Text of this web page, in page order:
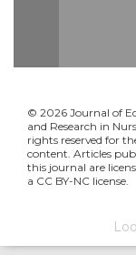
© 2026 Journal of
and Research in
rights reserved for
content. Articles
this journal are
a CC BY-NC license.